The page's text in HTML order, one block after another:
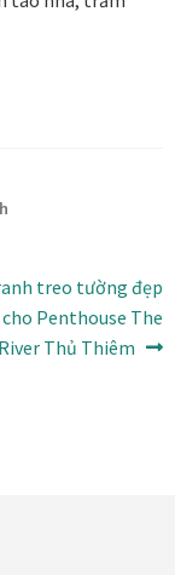
treo tường đẹp
Penthouse The
River Thủ Thiêm